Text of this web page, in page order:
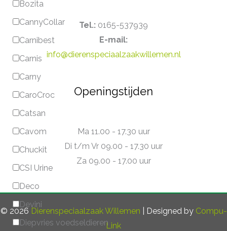
Bozita
CannyCollar
Carnibest
Carnis
Carny
CaroCroc
Catsan
Cavom
Chuckit
CSI Urine
Deco
Devini
Diepvries voedseldieren
Tel.: 0165-537939
E-mail:
info@dierenspeciaalzaakwillemen.nl
Openingstijden
Ma 11.00 - 17.30 uur
Di t/m Vr 09.00 - 17.30 uur
Za 09.00 - 17.00 uur
© 2026 Dierenspeciaalzaak Willemen | Designed by Compu-
Link